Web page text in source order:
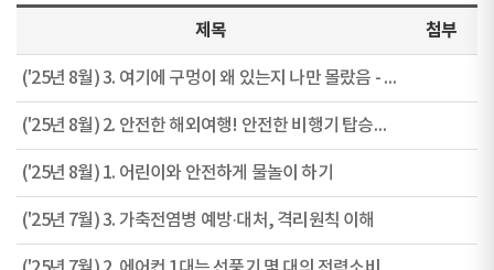
제목 첨부
('25년 8월) 3. 여기에 구멍이 왜 있는지 나만 몰랐음 - 제품의 구멍에 숨겨진 비밀
('25년 8월) 2. 안전한 해외여행! 안전한 비행기 탑승요령에서 시작됩니다
('25년 8월) 1. 어린이와 안전하게 물놀이 하기
('25년 7월) 3. 가축전염병 예방·대처, 격리원칙 이해